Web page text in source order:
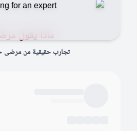
ماذا يقول
تجارب حقيقية من مرضى